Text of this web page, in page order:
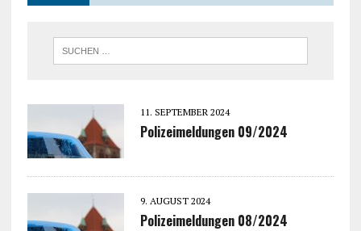
11. SEPTEMBER 2024
Polizeimeldungen 09/2024
9. AUGUST 2024
Polizeimeldungen 08/2024